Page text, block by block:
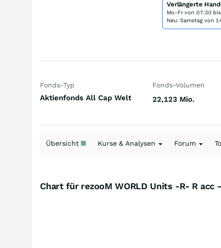
Verlängerte
Mo-Fr von 07:30
Neu: Samstag von
Fonds-Typ
Aktienfonds All Cap Welt
Fonds-Volumen
22,123 Mio.
Übersicht Kurse & Analysen Forum
Chart für rezooM WORLD Units -R- R acc